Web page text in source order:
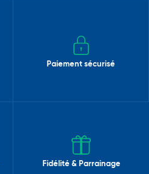
Paiement sécurisé
Fidélité & Parrainage